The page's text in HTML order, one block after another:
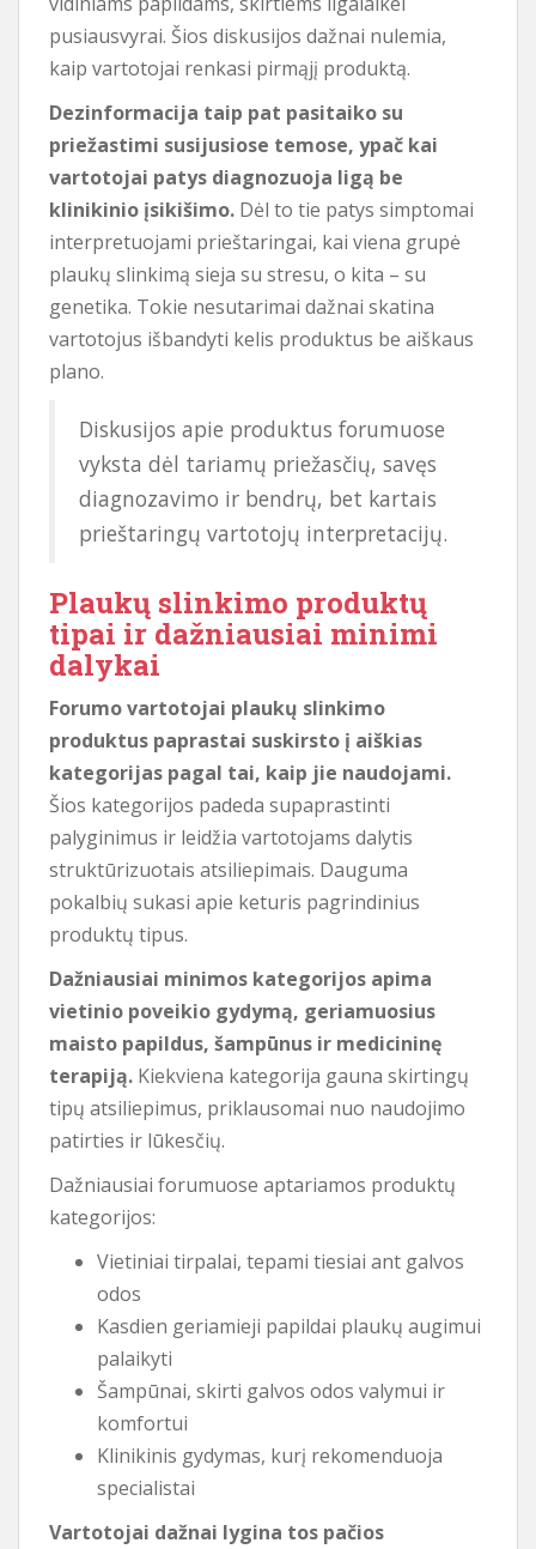
pusiausvyrai. Šios diskusijos dažnai nulemia,
kaip vartotojai renkasi pirmąjį produktą.
Dezinformacija taip pat pasitaiko su
priežastimi susijusiose temose, ypač kai
vartotojai patys diagnozuoja ligą be
klinikinio įsikišimo. Dėl to tie patys simptomai
interpretuojami prieštaringai, kai viena grupė
plaukų slinkimą sieja su stresu, o kita – su
genetika. Tokie nesutarimai dažnai skatina
vartotojus išbandyti kelis produktus be aiškaus
plano.
Diskusijos apie produktus forumuose
vyksta dėl tariamų priežasčių, savęs
diagnozavimo ir bendrų, bet kartais
prieštaringų vartotojų interpretacijų.
Plaukų slinkimo produktų
tipai ir dažniausiai minimi
dalykai
Forumo vartotojai plaukų slinkimo
produktus paprastai suskirsto į aiškias
kategorijas pagal tai, kaip jie naudojami.
Šios kategorijos padeda supaprastinti
palyginimus ir leidžia vartotojams dalytis
struktūrizuotais atsiliepimais. Dauguma
pokalbių sukasi apie keturis pagrindinius
produktų tipus.
Dažniausiai minimos kategorijos apima
vietinio poveikio gydymą, geriamuosius
maisto papildus, šampūnus ir medicininę
terapiją. Kiekviena kategorija gauna skirtingų
tipų atsiliepimus, priklausomai nuo naudojimo
patirties ir lūkesčių.
Dažniausiai forumuose aptariamos produktų
kategorijos:
Vietiniai tirpalai, tepami tiesiai ant galvos
odos
Kasdien geriamieji papildai plaukų augimui
palaikyti
Šampūnai, skirti galvos odos valymui ir
komfortui
Klinikinis gydymas, kurį rekomenduoja
specialistai
Vartotojai dažnai lygina tos pačios